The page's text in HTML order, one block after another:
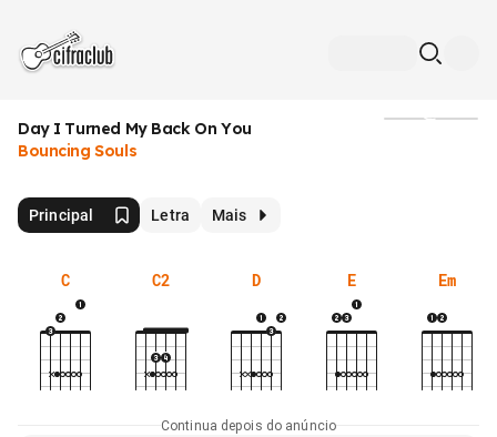
Day I Turned My Back On You
Bouncing Souls
Principal Letra Mais
C C2 D E Em
Continua depois do anúncio